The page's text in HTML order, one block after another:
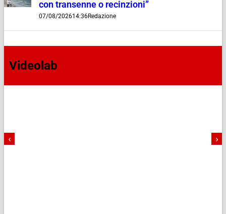
con transenne o recinzioni”
07/08/202614:36Redazione
Videolab
‹ ›